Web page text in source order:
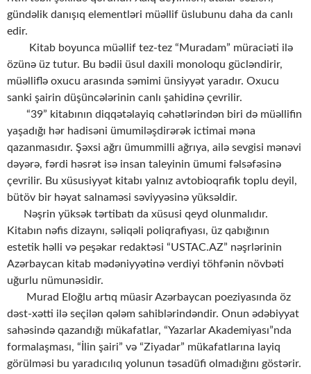
gündəlik danışıq elementləri müəllif üslubunu daha da canlı
edir.
Kitab boyunca müəllif tez-tez “Muradam” müraciəti ilə
özünə üz tutur. Bu bədii üsul daxili monoloqu gücləndirir,
müəlliflə oxucu arasında səmimi ünsiyyət yaradır. Oxucu
sanki şairin düşüncələrinin canlı şahidinə çevrilir.
“39” kitabının diqqətəlayiq cəhətlərindən biri də müəllifin
yaşadığı hər hadisəni ümumiləşdirərək ictimai məna
qazanmasıdır. Şəxsi ağrı ümummilli ağrıya, ailə sevgisi mənəvi
dəyərə, fərdi həsrət isə insan taleyinin ümumi fəlsəfəsinə
çevrilir. Bu xüsusiyyət kitabı yalnız avtobioqrafik toplu deyil,
bütöv bir həyat salnaməsi səviyyəsinə yüksəldir.
Nəşrin yüksək tərtibatı da xüsusi qeyd olunmalıdır.
Kitabın nəfis dizaynı, səliqəli poliqrafiyası, üz qabığının
estetik həlli və peşəkar redaktəsi “USTAC.AZ” nəşrlərinin
Azərbaycan kitab mədəniyyətinə verdiyi töhfənin növbəti
uğurlu nümunəsidir.
Murad Eloğlu artıq müasir Azərbaycan poeziyasında öz
dəst-xətti ilə seçilən qələm sahiblərindəndir. Onun ədəbiyyat
sahəsində qazandığı mükafatlar, “Yazarlar Akademiyası”nda
formalaşması, “İlin şairi” və “Ziyadar” mükafatlarına layiq
görülməsi bu yaradıcılıq yolunun təsadüfi olmadığını göstərir.